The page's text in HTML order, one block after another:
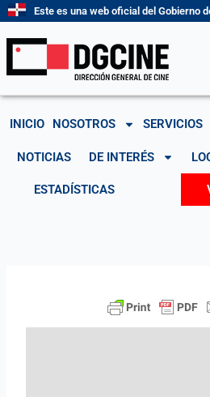
contenido
Este es una web oficial del Gobierno
INICIO NOSOTROS SERVICIOS
NOTICIAS DE INTERÉS
ESTADÍSTICAS